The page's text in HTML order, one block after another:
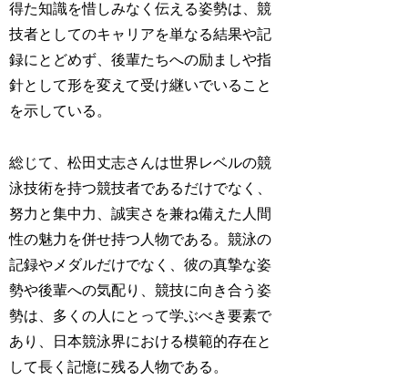
得た知識を惜しみなく伝える姿勢は、競
技者としてのキャリアを単なる結果や記
録にとどめず、後輩たちへの励ましや指
針として形を変えて受け継いでいること
を示している。
総じて、松田丈志さんは世界レベルの競
泳技術を持つ競技者であるだけでなく、
努力と集中力、誠実さを兼ね備えた人間
性の魅力を併せ持つ人物である。競泳の
記録やメダルだけでなく、彼の真摯な姿
勢や後輩への気配り、競技に向き合う姿
勢は、多くの人にとって学ぶべき要素で
あり、日本競泳界における模範的存在と
して長く記憶に残る人物である。